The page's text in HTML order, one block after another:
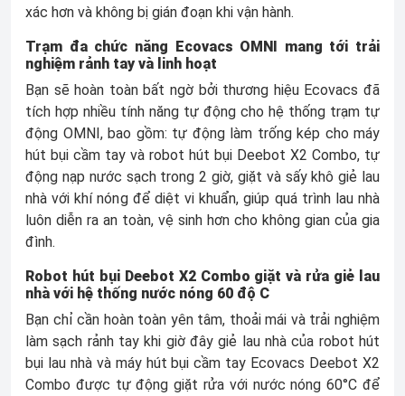
xác hơn và không bị gián đoạn khi vận hành.
Trạm đa chức năng Ecovacs OMNI mang tới trải
nghiệm rảnh tay và linh hoạt
Bạn sẽ hoàn toàn bất ngờ bởi thương hiệu Ecovacs đã
tích hợp nhiều tính năng tự động cho hệ thống trạm tự
động OMNI, bao gồm: tự động làm trống kép cho máy
hút bụi cầm tay và robot hút bụi Deebot X2 Combo, tự
động nạp nước sạch trong 2 giờ, giặt và sấy khô giẻ lau
nhà với khí nóng để diệt vi khuẩn, giúp quá trình lau nhà
luôn diễn ra an toàn, vệ sinh hơn cho không gian của gia
đình.
Robot hút bụi Deebot X2 Combo giặt và rửa giẻ lau
nhà với hệ thống nước nóng 60 độ C
Bạn chỉ cần hoàn toàn yên tâm, thoải mái và trải nghiệm
làm sạch rảnh tay khi giờ đây giẻ lau nhà của robot hút
bụi lau nhà và máy hút bụi cầm tay Ecovacs Deebot X2
Combo được tự động giặt rửa với nước nóng 60°C để